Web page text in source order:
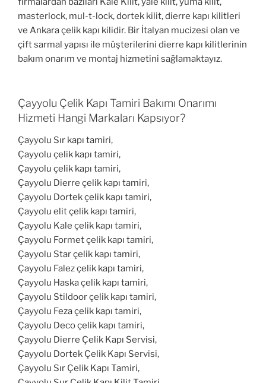
masterlock, mul-t-lock, dortek kilit, dierre kapı kilitleri
ve Ankara çelik kapı kilidir. Bir İtalyan mucizesi olan ve
çift sarmal yapısı ile müşterilerini dierre kapı kilitlerinin
bakım onarım ve montaj hizmetini sağlamaktayız.
Çayyolu Çelik Kapı Tamiri Bakımı Onarımı
Hizmeti Hangi Markaları Kapsıyor?
Çayyolu Sır kapı tamiri,
Çayyolu çelik kapı tamiri,
Çayyolu çelik kapı tamiri,
Çayyolu Dierre çelik kapı tamiri,
Çayyolu Dortek çelik kapı tamiri,
Çayyolu elit çelik kapı tamiri,
Çayyolu Kale çelik kapı tamiri,
Çayyolu Formet çelik kapı tamiri,
Çayyolu Star çelik kapı tamiri,
Çayyolu Falez çelik kapı tamiri,
Çayyolu Haska çelik kapı tamiri,
Çayyolu Stildoor çelik kapı tamiri,
Çayyolu Feza çelik kapı tamiri,
Çayyolu Deco çelik kapı tamiri,
Çayyolu Dierre Çelik Kapı Servisi,
Çayyolu Dortek Çelik Kapı Servisi,
Çayyolu Sır Çelik Kapı Tamiri,